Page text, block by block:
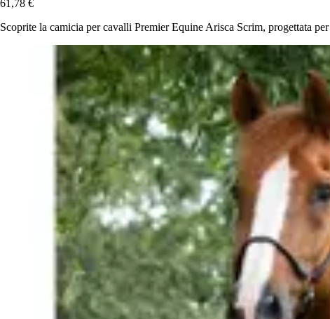
61,78 €
Scoprite la camicia per cavalli Premier Equine Arisca Scrim, progettata